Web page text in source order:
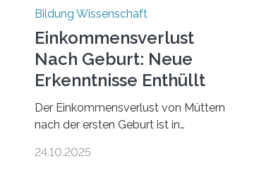
Bildung Wissenschaft
Einkommensverlust
Nach Geburt: Neue
Erkenntnisse Enthüllt
Der Einkommensverlust von Müttern
nach der ersten Geburt ist in
als bisher angenommen. Mütter
24.10.2025